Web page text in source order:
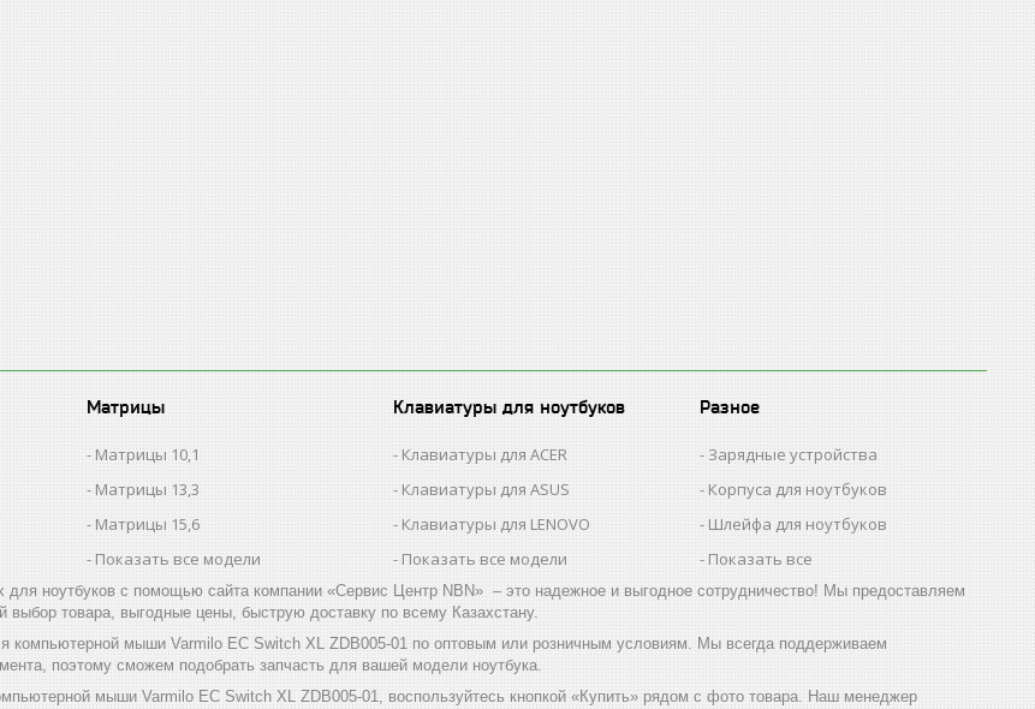
Матрицы
Матрицы 10,1
Матрицы 13,3
Матрицы 15,6
Показать все модели
Клавиатуры для ноутбуков
Клавиатуры для ACER
Клавиатуры для ASUS
Клавиатуры для LENOVO
Показать все модели
Разное
Зарядные устройства
Корпуса для ноутбуков
Шлейфа для ноутбуков
Показать все
для ноутбуков с помощью сайта компании «Сервис Центр NBN» – это надежное и выгодное сотрудничество! Мы предоставляем
выбор товара, выгодные цены, быструю доставку по всему Казахстану.
компьютерной мыши Varmilo EC Switch XL ZDB005-01 по оптовым или розничным условиям. Мы всегда поддерживаем
поэтому сможем подобрать запчасть для вашей модели ноутбука.
мыши Varmilo EC Switch XL ZDB005-01, воспользуйтесь кнопкой «Купить» рядом с фото товара. Наш менеджер